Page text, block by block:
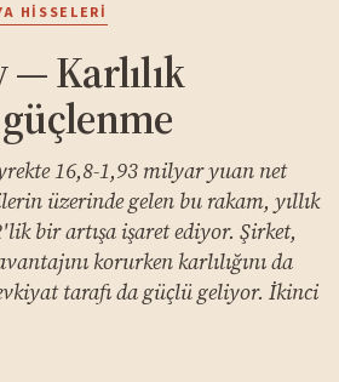
HISSELERI
— Karlılık
16,8-1,93 milyar yuan net
üzerinde gelen bu rakam, yıllık
bir artışa işaret ediyor. Şirket,
korurken karlılığını da
tarafı da güçlü geliyor. İkinci